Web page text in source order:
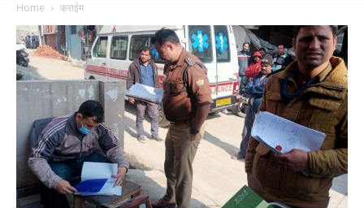
Home क्राईम